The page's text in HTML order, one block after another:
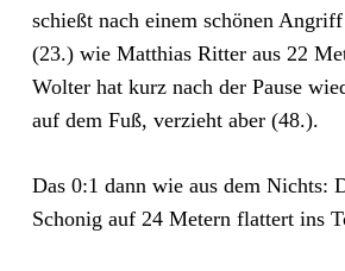
schießt nach einem schönen
(23.) wie Matthias Ritter aus 22
Wolter hat kurz nach der Pause
auf dem Fuß, verzieht aber (48.).
Das 0:1 dann wie aus dem Nichts:
Schonig auf 24 Metern flattert ins